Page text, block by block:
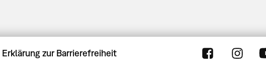
Erklärung zur Barrierefreiheit